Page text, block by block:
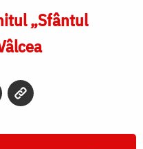
„Sfântul